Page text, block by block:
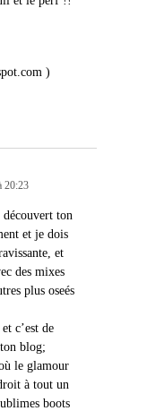
)
20:23
ton
et je dois
et
des mixes
plus oseés
c’est de
blog;
le glamour
à tout un
boots